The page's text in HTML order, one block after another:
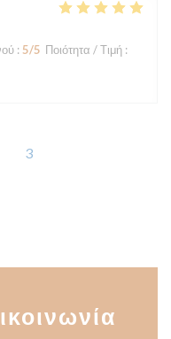
: 5/5 Ποιότητα / Τιμή :
3